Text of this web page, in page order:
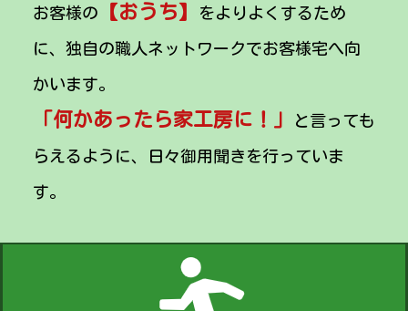
お客様の 【おうち】 をよりよくするため
に、独自の職人ネットワークでお客様宅へ向
かいます。
「何かあったら家工房に！」 と言っても
らえるように、日々御用聞きを行っていま
す。